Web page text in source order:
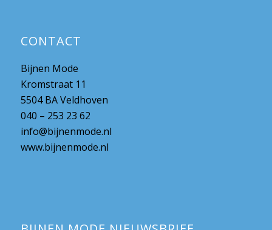
CONTACT
Bijnen Mode
Kromstraat 11
5504 BA Veldhoven
040 – 253 23 62
info@bijnenmode.nl
www.bijnenmode.nl